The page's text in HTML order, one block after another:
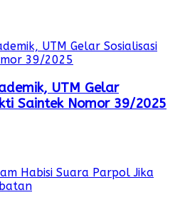
UTM Gelar
Saintek Nomor 39/2025